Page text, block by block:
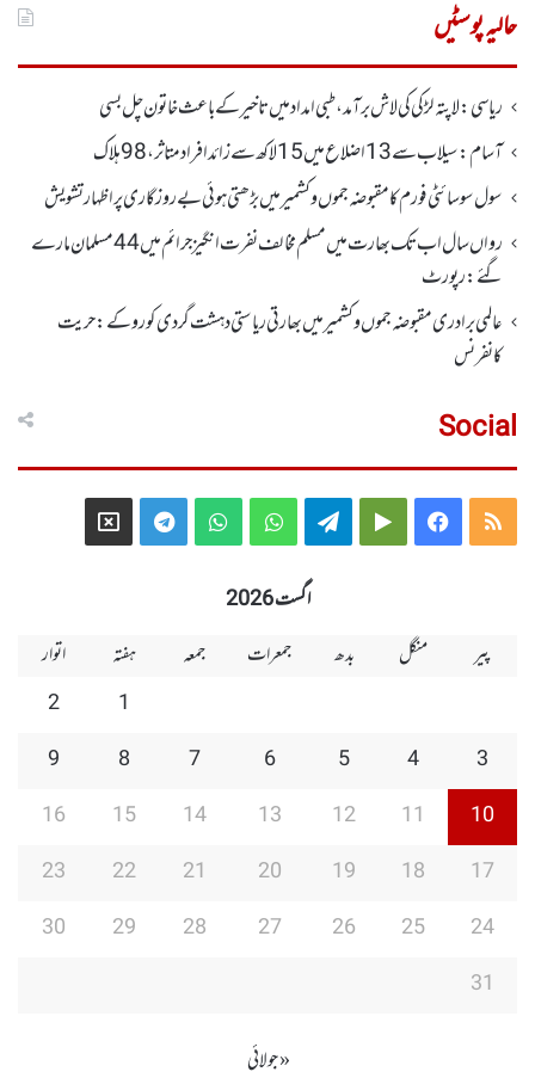
حالیہ پوسٹیں
ریاسی: لاپتہ لڑکی کی لاش برآمد، طبی امداد میں تاخیرکے باعث خاتون چل بسی
آسام: سیلاب سے 13اضلاع میں 15لاکھ سے زائد افراد متاثر ، 98ہلاک
سول سوسائٹی فورم کا مقبوضہ جموں وکشمیر میں بڑھتی ہوئی بے روزگاری پر اظہارتشویش
رواں سال اب تک بھارت میں مسلم مخالف نفرت انگیز جرائم میں 44 مسلمان مارے
گئے: رپورٹ
عالمی برادری مقبوضہ جموں وکشمیر میں بھارتی ریاستی دہشت گردی کو روکے : حریت
کانفرنس
Social
RSS
Facebook
Google
Telegram
WhatsApp
WhatsApp
Telegram
X
اگست 2026
پیر
منگل بدھ جمعرات جمعہ ہفتہ
اتوار
1
2
3
4
5
6
7
8
9
10
11
12
13
14
15
16
17
18
19
20
21
22
23
24
25
26
27
28
29
30
31
« جولائی